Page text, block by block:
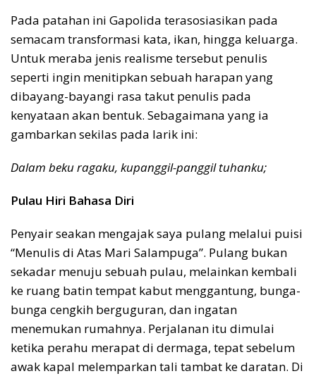
Pada patahan ini Gapolida terasosiasikan pada
semacam transformasi kata, ikan, hingga keluarga.
Untuk meraba jenis realisme tersebut penulis
seperti ingin menitipkan sebuah harapan yang
dibayang-bayangi rasa takut penulis pada
kenyataan akan bentuk. Sebagaimana yang ia
gambarkan sekilas pada larik ini:
Dalam beku ragaku, kupanggil-panggil tuhanku;
Pulau Hiri Bahasa Diri
Penyair seakan mengajak saya pulang melalui puisi
“Menulis di Atas Mari Salampuga”. Pulang bukan
sekadar menuju sebuah pulau, melainkan kembali
ke ruang batin tempat kabut menggantung, bunga-
bunga cengkih berguguran, dan ingatan
menemukan rumahnya. Perjalanan itu dimulai
ketika perahu merapat di dermaga, tepat sebelum
awak kapal melemparkan tali tambat ke daratan. Di